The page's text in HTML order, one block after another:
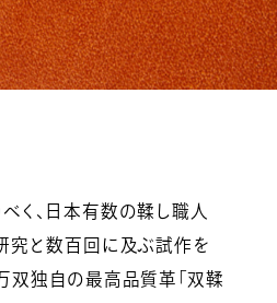
く、日本有数の鞣し職人
究と数百回に及ぶ試作を
双独自の最高品質革「双鞣